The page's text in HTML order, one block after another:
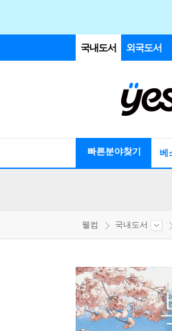
국내도서 외국도서
빠른분야찾기 베
웰컴 국내도서